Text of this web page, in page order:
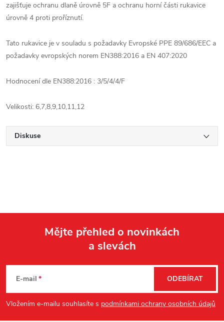
zajišťuje ochranu dlaně úrovně 5F a ochranu horní části rukavice
úrovně 4 proti proříznutí.
Tato rukavice je v souladu s požadavky Evropské PPE 89/686/EEC a
požadavky evropských norem EN388:2016 a EN 407:2020
Hodnocení dle EN388:2016 : 3/5/4/4/F
Velikosti: 6,7,8,9,10,11,12
Diskuse
p
Mějte přehled o novinkách
a slevách
E-mail
Vložením e-mailu souhlasíte s podmínkami ochrany osobních údajů
ODEBÍRAT